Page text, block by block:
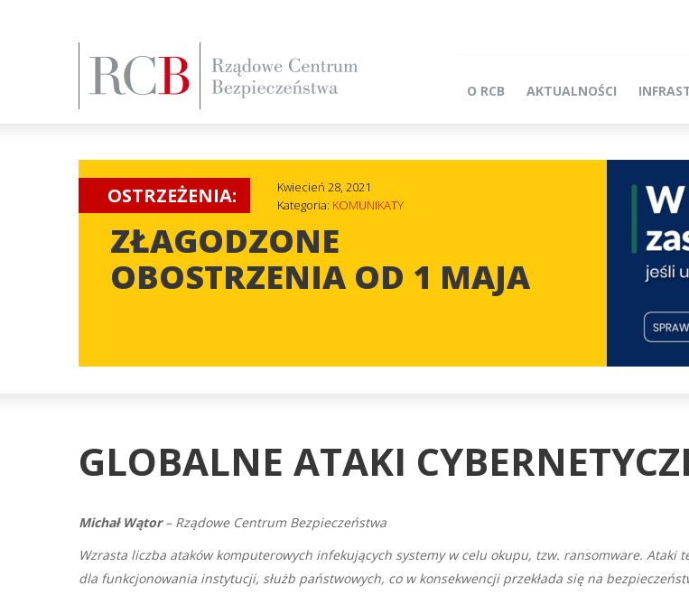
O RCB AKTUALNOŚCI
OSTRZEŻENIA:
Kwiecień 28, 2021
Kategoria: KOMUNIKATY
ZŁAGODZONE
OBOSTRZENIA OD 1 MAJA
GLOBALNE ATAKI
Michał Wątor– Rządowe Centrum Bezpieczeństwa
Wzrasta liczba ataków komputerowych infekujących systemy w celu okupu, tzw. ransomware.
dla funkcjonowania instytucji, służb państwowych, co w konsekwencji przekłada się na